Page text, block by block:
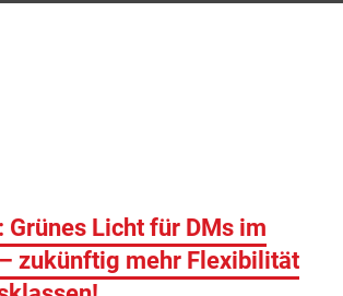
Grünes Licht für DMs im
zukünftig mehr Flexibilität